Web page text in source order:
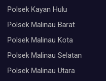
Polsek Kayan Hulu
Polsek Malinau Barat
Polsek Malinau Kota
Polsek Malinau Selatan
Polsek Malinau Utara